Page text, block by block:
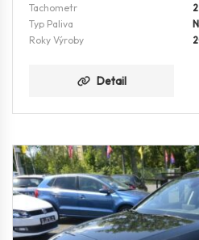
Tachometr
Typ Paliva
Roky Výroby
Detail